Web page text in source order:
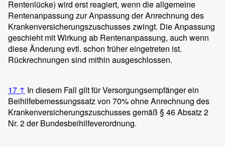
Rentenlücke) wird erst reagiert, wenn die allgemeine
Rentenanpassung zur Anpassung der Anrechnung des
Krankenversicherungszuschusses zwingt. Die Anpassung
geschieht mit Wirkung ab Rentenanpassung, auch wenn
diese Änderung evtl. schon früher eingetreten ist.
Rückrechnungen sind mithin ausgeschlossen.
17 ↑ In diesem Fall gilt für Versorgungsempfänger ein
Beihilfebemessungssatz von 70% ohne Anrechnung des
Krankenversicherungszuschusses gemäß § 46 Absatz 2
Nr. 2 der Bundesbeihilfeverordnung.